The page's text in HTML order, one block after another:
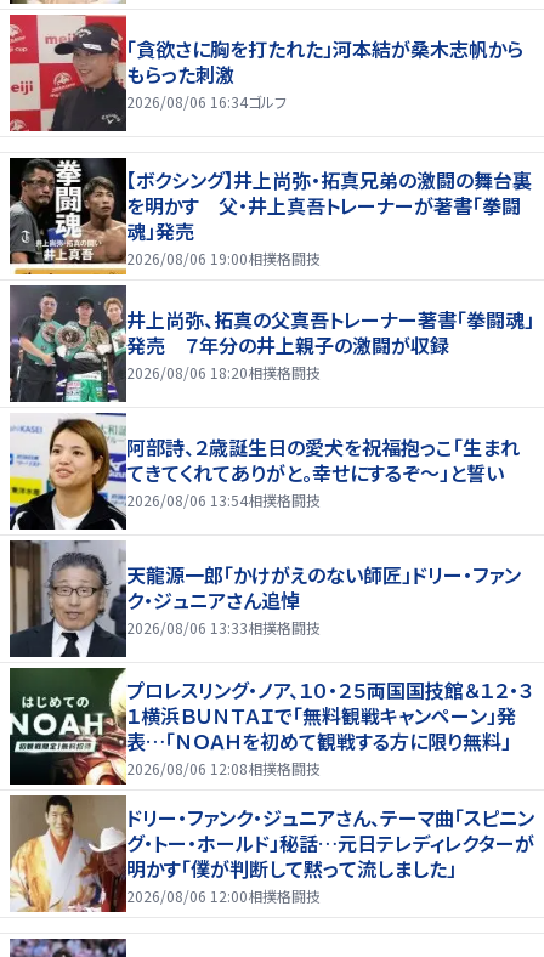
「貪欲さに胸を打たれた」河本結が桑木志帆から
もらった刺激
2026/08/06 16:34ゴルフ
【ボクシング】井上尚弥・拓真兄弟の激闘の舞台裏
を明かす 父・井上真吾トレーナーが著書「拳闘
魂」発売
2026/08/06 19:00相撲格闘技
井上尚弥、拓真の父真吾トレーナー著書「拳闘魂」
発売 ７年分の井上親子の激闘が収録
2026/08/06 18:20相撲格闘技
阿部詩、２歳誕生日の愛犬を祝福抱っこ「生まれ
てきてくれてありがと。幸せにするぞ～」と誓い
2026/08/06 13:54相撲格闘技
天龍源一郎「かけがえのない師匠」ドリー・ファン
ク・ジュニアさん追悼
2026/08/06 13:33相撲格闘技
プロレスリング・ノア、１０・２５両国国技館＆１２・３
１横浜ＢＵＮＴＡＩで「無料観戦キャンペーン」発
表…「ＮＯＡＨを初めて観戦する方に限り無料」
2026/08/06 12:08相撲格闘技
ドリー・ファンク・ジュニアさん、テーマ曲「スピニン
グ・トー・ホールド」秘話…元日テレディレクターが
明かす「僕が判断して黙って流しました」
2026/08/06 12:00相撲格闘技